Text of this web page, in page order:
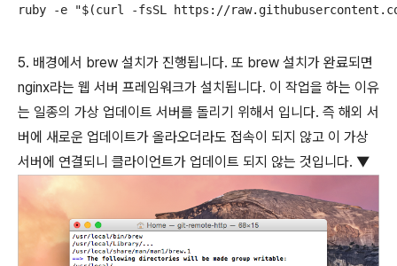
ruby -e "$(curl -fsSL https://
5. 배경에서 brew 설치가 진행됩니다. 또 brew 설치가 완료되면
nginx라는 웹 서버 프레임워크가 설치됩니다. 이 작업을 하는 이유
는 일종의 가상 업데이트 서버를 돌리기 위해서 입니다. 즉 해외 서
버에 새로운 업데이트가 올라오더라도 접속이 되지 않고 이 가상
서버에 연결되니 클라이언트가 업데이트 되지 않는 것입니다. ▼